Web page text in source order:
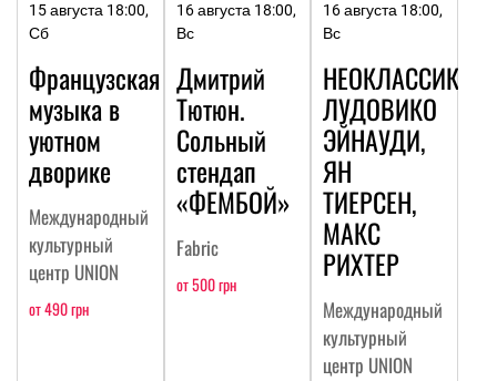
15 августа 18:00,
Сб
Французская
музыка в
уютном
дворике
Международный
культурный
центр UNION
от 490 грн
16 августа 18:00,
Вс
Дмитрий
Тютюн.
Сольный
стендап
«ФЕМБОЙ»
Fabric
от 500 грн
16 августа 18:00,
Вс
НЕОКЛАССИКА:
ЛУДОВИКО
ЭЙНАУДИ,
ЯН
ТИЕРСЕН,
МАКС
РИХТЕР
Международный
культурный
центр UNION